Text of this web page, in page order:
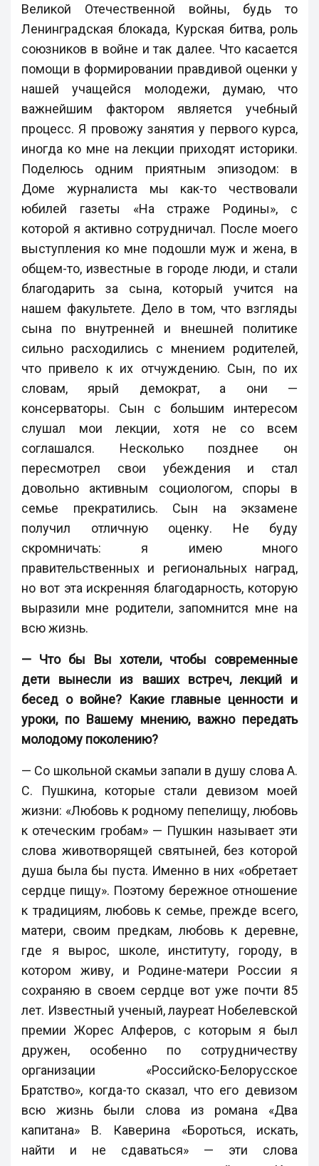
Великой Отечественной войны, будь то
Ленинградская блокада, Курская битва, роль
союзников в войне и так далее. Что касается
помощи в формировании правдивой оценки у
нашей учащейся молодежи, думаю, что
важнейшим фактором является учебный
процесс. Я провожу занятия у первого курса,
иногда ко мне на лекции приходят историки.
Поделюсь одним приятным эпизодом: в
Доме журналиста мы как-то чествовали
юбилей газеты «На страже Родины», с
которой я активно сотрудничал. После моего
выступления ко мне подошли муж и жена, в
общем-то, известные в городе люди, и стали
благодарить за сына, который учится на
нашем факультете. Дело в том, что взгляды
сына по внутренней и внешней политике
сильно расходились с мнением родителей,
что привело к их отчуждению. Сын, по их
словам, ярый демократ, а они —
консерваторы. Сын с большим интересом
слушал мои лекции, хотя не со всем
соглашался. Несколько позднее он
пересмотрел свои убеждения и стал
довольно активным социологом, споры в
семье прекратились. Сын на экзамене
получил отличную оценку. Не буду
скромничать: я имею много
правительственных и региональных наград,
но вот эта искренняя благодарность, которую
выразили мне родители, запомнится мне на
всю жизнь.
— Что бы Вы хотели, чтобы современные
дети вынесли из ваших встреч, лекций и
бесед о войне? Какие главные ценности и
уроки, по Вашему мнению, важно передать
молодому поколению?
— Со школьной скамьи запали в душу слова А.
С. Пушкина, которые стали девизом моей
жизни: «Любовь к родному пепелищу, любовь
к отеческим гробам» — Пушкин называет эти
слова животворящей святыней, без которой
душа была бы пуста. Именно в них «обретает
сердце пищу». Поэтому бережное отношение
к традициям, любовь к семье, прежде всего,
матери, своим предкам, любовь к деревне,
где я вырос, школе, институту, городу, в
котором живу, и Родине-матери России я
сохраняю в своем сердце вот уже почти 85
лет. Известный ученый, лауреат Нобелевской
премии Жорес Алферов, с которым я был
дружен, особенно по сотрудничеству
организации «Российско-Белорусское
Братство», когда-то сказал, что его девизом
всю жизнь были слова из романа «Два
капитана» В. Каверина «Бороться, искать,
найти и не сдаваться» — эти слова